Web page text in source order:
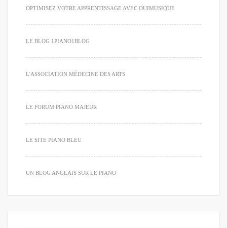
OPTIMISEZ VOTRE APPRENTISSAGE AVEC OUIMUSIQUE
LE BLOG 1PIANO1BLOG
L'ASSOCIATION MÉDECINE DES ARTS
LE FORUM PIANO MAJEUR
LE SITE PIANO BLEU
UN BLOG ANGLAIS SUR LE PIANO